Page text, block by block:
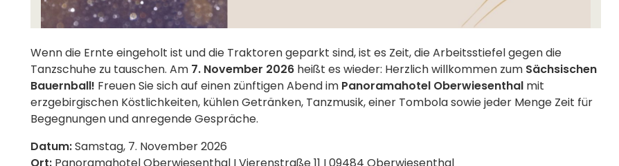
Wenn die Ernte eingeholt ist und die Traktoren geparkt sind, ist es Zeit, die Arbeitsstiefel gegen die
Tanzschuhe zu tauschen. Am 7. November 2026 heißt es wieder: Herzlich willkommen zum Sächsischen
Bauernball! Freuen Sie sich auf einen zünftigen Abend im Panoramahotel Oberwiesenthal mit
erzgebirgischen Köstlichkeiten, kühlen Getränken, Tanzmusik, einer Tombola sowie jeder Menge Zeit für
Begegnungen und anregende Gespräche.
Datum:Samstag, 7. November 2026